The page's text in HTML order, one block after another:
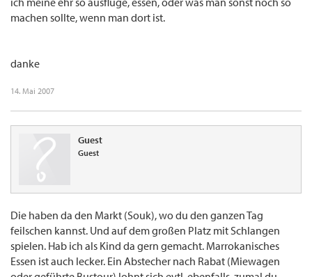
machen sollte, wenn man dort ist.
danke
14. Mai 2007
Guest
Guest
Die haben da den Markt (Souk), wo du den ganzen Tag
feilschen kannst. Und auf dem großen Platz mit Schlangen
spielen. Hab ich als Kind da gern gemacht. Marrokanisches
Essen ist auch lecker. Ein Abstecher nach Rabat (Miewagen